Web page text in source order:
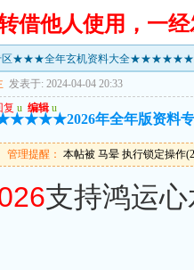
借他人使用，一
区★★★全年玄机资料大全★★★★★★
发表于: 2024-04-04 20:33
复 u 编辑 u
年全年版资料
管理提醒： 本帖被 马晕 执行锁定操作
支持鸿运